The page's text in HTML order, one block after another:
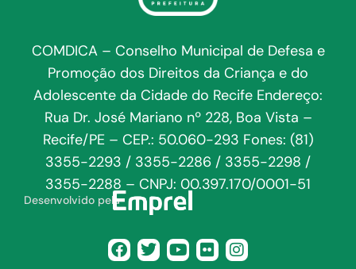
COMDICA – Conselho Municipal de Defesa e
Promoção dos Direitos da Criança e do
Adolescente da Cidade do Recife Endereço:
Rua Dr. José Mariano nº 228, Boa Vista –
Recife/PE – CEP.: 50.060-293 Fones: (81)
3355-2293 / 3355-2286 / 3355-2298 /
3355-2288 – CNPJ: 00.397.170/0001-51
Desenvolvido pela